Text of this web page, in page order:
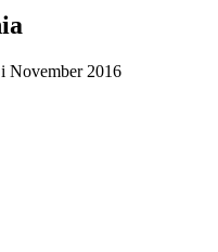
November 2016